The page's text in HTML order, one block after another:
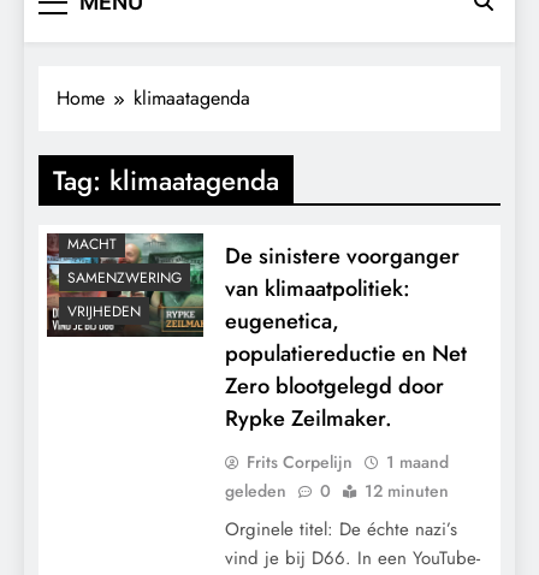
Home klimaatagenda
Tag: klimaatagenda
GEOPOLITIEK
KALENDER 2030
KLIMAATBEDROG
MACHT
SAMENZWERING
VRIJHEDEN
De sinistere voorganger
van klimaatpolitiek:
eugenetica,
populatiereductie en Net
Zero blootgelegd door
Rypke Zeilmaker.
Frits Corpelijn
1 maand
geleden
0 12 minuten
Orginele titel: De échte nazi’s
vind je bij D66. In een YouTube-